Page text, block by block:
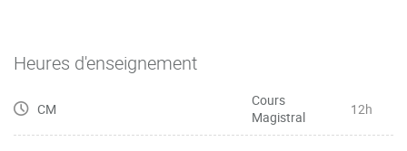
Heures d'enseignement
CM
Cours
Magistral
12h